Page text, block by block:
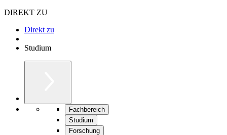
DIREKT ZU
Direkt zu
Studium
Fachbereich
Studium
Forschung